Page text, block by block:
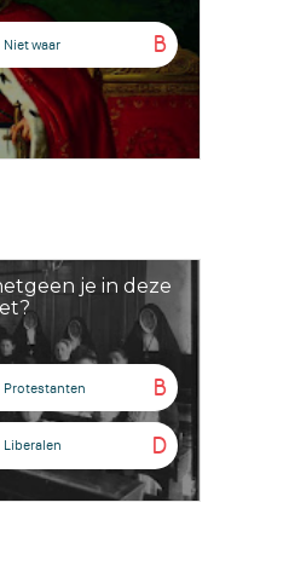
B
Niet waar
je in deze
B
Protestanten
D
Liberalen